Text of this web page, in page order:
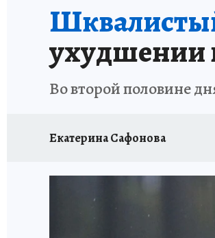
ухудшении
Во второй половине
Екатерина Сафонова